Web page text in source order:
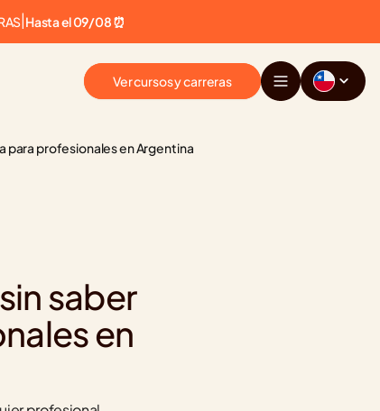
Hasta el 09/08 ⏰
Ver cursos y carreras
para profesionales en Argentina
saber
en